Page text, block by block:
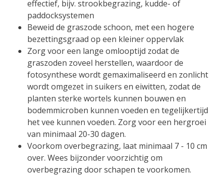
effectief, bijv. strookbegrazing, kudde- of
paddocksystemen
Beweid de graszode schoon, met een hogere
bezettingsgraad op een kleiner oppervlak
Zorg voor een lange omlooptijd zodat de
graszoden zoveel herstellen, waardoor de
fotosynthese wordt gemaximaliseerd en zonlicht
wordt omgezet in suikers en eiwitten, zodat de
planten sterke wortels kunnen bouwen en
bodemmicroben kunnen voeden en tegelijkertijd
het vee kunnen voeden. Zorg voor een hergroei
van minimaal 20-30 dagen.
Voorkom overbegrazing, laat minimaal 7 - 10 cm
over. Wees bijzonder voorzichtig om
overbegrazing door schapen te voorkomen.